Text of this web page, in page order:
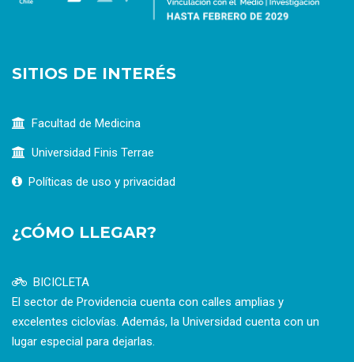
SITIOS DE INTERÉS
Facultad de Medicina
Universidad Finis Terrae
Políticas de uso y privacidad
¿CÓMO LLEGAR?
BICICLETA
El sector de Providencia cuenta con calles amplias y
excelentes ciclovías. Además, la Universidad cuenta con un
lugar especial para dejarlas.